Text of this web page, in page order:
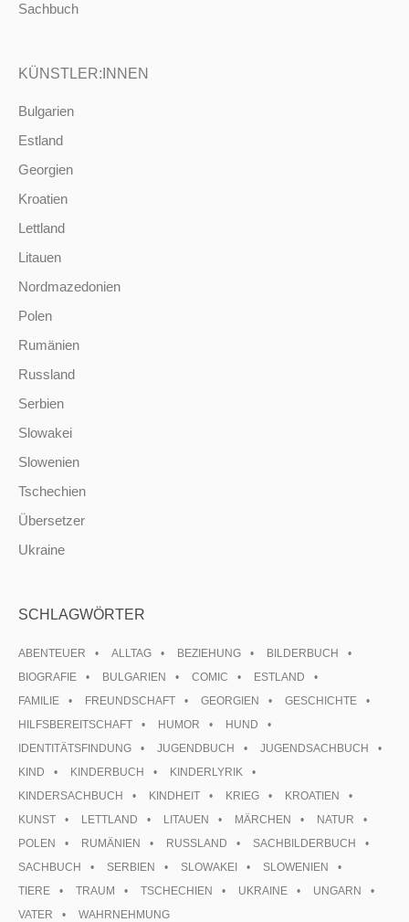
Sachbuch
KÜNSTLER:INNEN
Bulgarien
Estland
Georgien
Kroatien
Lettland
Litauen
Nordmazedonien
Polen
Rumänien
Russland
Serbien
Slowakei
Slowenien
Tschechien
Übersetzer
Ukraine
SCHLAGWÖRTER
ABENTEUER ALLTAG BEZIEHUNG
BILDERBUCH
BIOGRAFIE
BULGARIEN COMIC
ESTLAND
FAMILIE
FREUNDSCHAFT GEORGIEN
GESCHICHTE
HILFSBEREITSCHAFT
HUMOR
HUND
IDENTITÄTSFINDUNG
JUGENDBUCH
JUGENDSACHBUCH
KIND
KINDERBUCH
KINDERLYRIK
KINDERSACHBUCH
KINDHEIT KRIEG
KROATIEN
KUNST
LETTLAND LITAUEN MÄRCHEN
NATUR
POLEN
RUMÄNIEN RUSSLAND
SACHBILDERBUCH
SACHBUCH
SERBIEN SLOWAKEI
SLOWENIEN
TIERE
TRAUM TSCHECHIEN UKRAINE
UNGARN
VATER
WAHRNEHMUNG